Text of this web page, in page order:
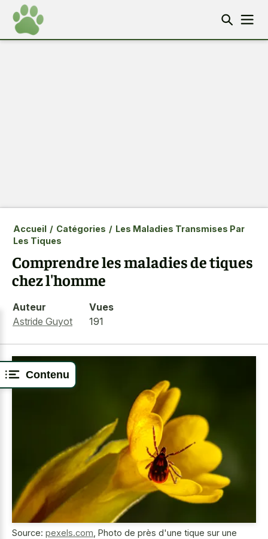
Contenu
Accueil / Catégories / Les Maladies Transmises Par
Les Tiques
Comprendre les maladies de tiques
chez l'homme
Auteur
Astride Guyot
Vues
191
Source: pexels.com, Photo de près d'une tique sur une